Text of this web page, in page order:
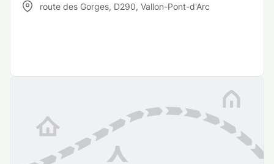
route des Gorges, D290, Vallon-Pont-d'Arc